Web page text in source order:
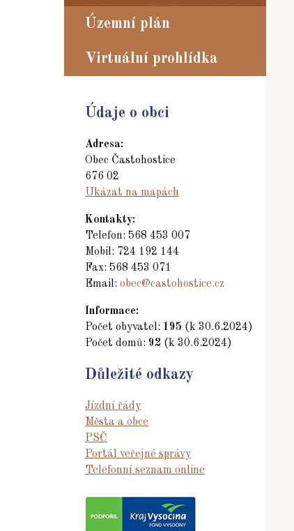
Územní plán
Virtuální prohlídka
Údaje o obci
Adresa:
Obec Častohostice
676 02
Ukázat na mapách
Kontakty:
Telefon: 568 453 007
Mobil: 724 192 144
Fax: 568 453 071
Email: obec@castohostice.cz
Informace:
Počet obyvatel: 195 (k 30.6.2024)
Počet domů: 92 (k 30.6.2024)
Důležité odkazy
Jízdní řády
Města a obce
PSČ
Portál veřejné správy
Telefonní seznam online